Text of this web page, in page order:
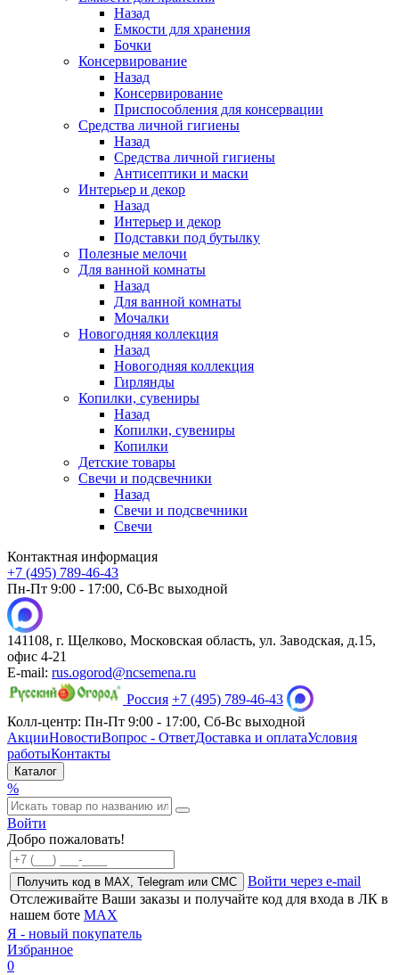
Назад
Емкости для хранения
Бочки
Консервирование
Назад
Консервирование
Приспособления для консервации
Средства личной гигиены
Назад
Средства личной гигиены
Антисептики и маски
Интерьер и декор
Назад
Интерьер и декор
Подставки под бутылку
Полезные мелочи
Для ванной комнаты
Назад
Для ванной комнаты
Мочалки
Новогодняя коллекция
Назад
Новогодняя коллекция
Гирлянды
Копилки, сувениры
Назад
Копилки, сувениры
Копилки
Детские товары
Свечи и подсвечники
Назад
Свечи и подсвечники
Свечи
Контактная информация
+7 (495) 789-46-43
Пн-Пт 9:00 - 17:00, Сб-Вс выходной
141108, г. Щелково, Московская область, ул. Заводская, д.15,
офис 4-21
E-mail: rus.ogorod@ncsemena.ru
Россия +7 (495) 789-46-43
Колл-центр: Пн-Пт 9:00 - 17:00, Сб-Вс выходной
АкцииНовостиВопрос - ОтветДоставка и оплатаУсловия
работыКонтакты
Каталог
%
Войти
Добро пожаловать!
Получить код в MAX, Telegram или СМС
Войти через e-mail
Отслеживайте Ваши заказы и получайте код для входа в ЛК в
нашем боте MAX
Я - новый покупатель
Избранное
0